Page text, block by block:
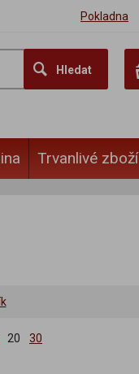
Pokladna
Hledat
Trvanlivé zboží
20 30